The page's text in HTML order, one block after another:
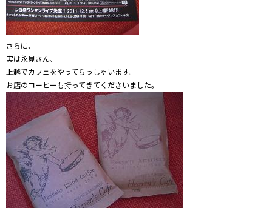
さらに、
実は永見さん、
上越でカフェをやってらっしゃいます。
お店のコーヒーも持ってきてくださいました。